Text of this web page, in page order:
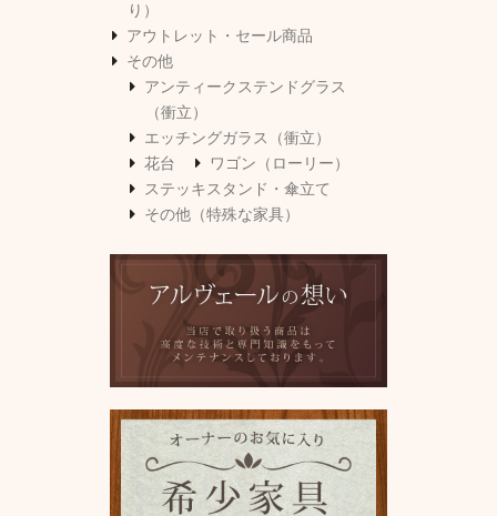
り）
アウトレット・セール商品
その他
アンティークステンドグラス
（衝立）
エッチングガラス（衝立）
花台
ワゴン（ローリー）
ステッキスタンド・傘立て
その他（特殊な家具）